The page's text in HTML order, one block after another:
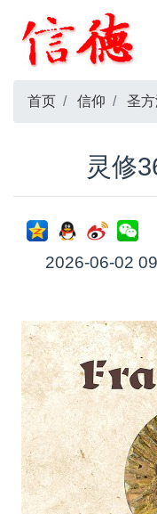
首页 信仰 圣
灵修
2026-06-02